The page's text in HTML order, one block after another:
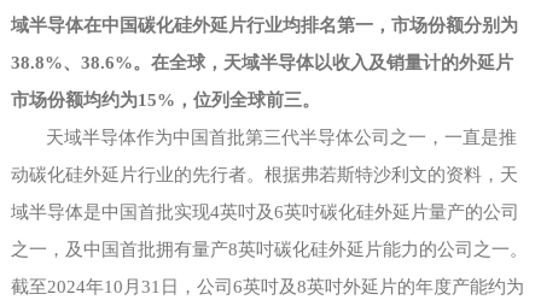
域半导体在中国碳化硅外延片行业均排名第一，市场份额分别为
38.8%、38.6%。在全球，天域半导体以收入及销量计的外延片
市场份额均约为15%，位列全球前三。
天域半导体作为中国首批第三代半导体公司之一，一直是推
动碳化硅外延片行业的先行者。根据弗若斯特沙利文的资料，天
域半导体是中国首批实现4英吋及6英吋碳化硅外延片量产的公司
之一，及中国首批拥有量产8英吋碳化硅外延片能力的公司之一。
截至2024年10月31日，公司6英吋及8英吋外延片的年度产能约为